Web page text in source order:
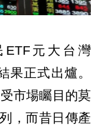
元大台灣
果正式出爐。
市場矚目的莫
，而昔日傳產